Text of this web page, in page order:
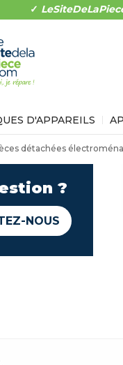
✓
D'APPAREILS
détachées
?
NOUS